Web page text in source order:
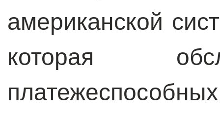
американской
которая